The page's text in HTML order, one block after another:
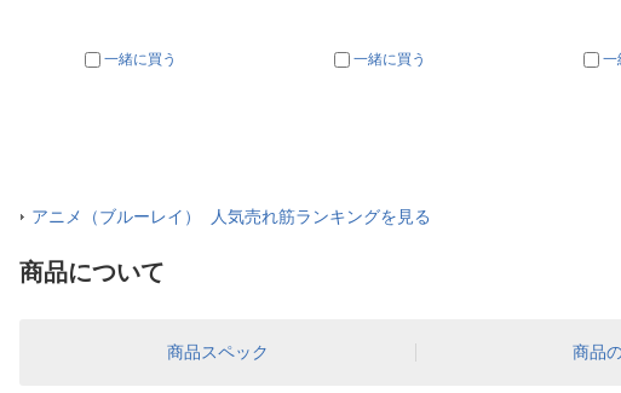
一緒に買う 一緒に買う 一
アニメ（ブルーレイ） 人気売れ筋ランキングを見る
商品について
商品スペック 商品